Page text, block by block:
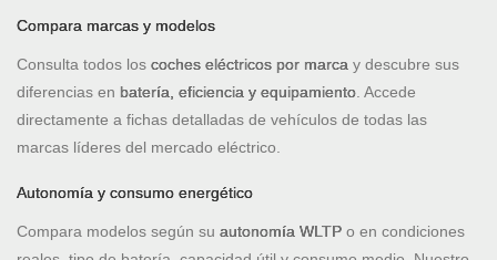
Compara marcas y modelos
Consulta todos los coches eléctricos por marca y descubre sus
diferencias en batería, eficiencia y equipamiento. Accede
directamente a fichas detalladas de vehículos de todas las
marcas líderes del mercado eléctrico.
Autonomía y consumo energético
Compara modelos según su autonomía WLTP o en condiciones